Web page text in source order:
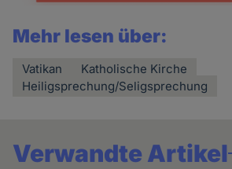
Mehr lesen über:
Vatikan
Katholische Kirche
Heiligsprechung/Seligsprechung
Verwandte Artikel